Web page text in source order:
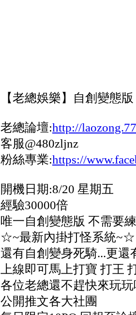
【老總娛樂】自創變態
老總論壇:http://
客服@480zljnz
粉絲專業:https://
開機日期:8/20 星期五
經驗30000倍
唯一自創變態版 不需要
☆~最新內掛打怪系統~☆
還有自創變身死騎...更
上線即可馬上打寶 打王
各位老總還不趕快來玩玩
公開推文各大社團